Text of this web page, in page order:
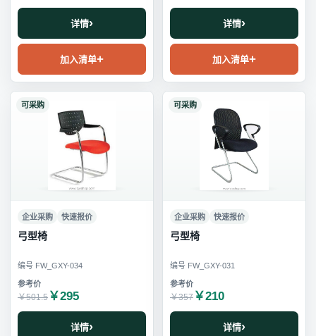
详情
加入清单
详情
加入清单
可采购
企业采购 快速报价
弓型椅
编号 FW_GXY-034
￥501.5 ￥295
详情
可采购
企业采购 快速报价
弓型椅
编号 FW_GXY-031
￥357 ￥210
详情